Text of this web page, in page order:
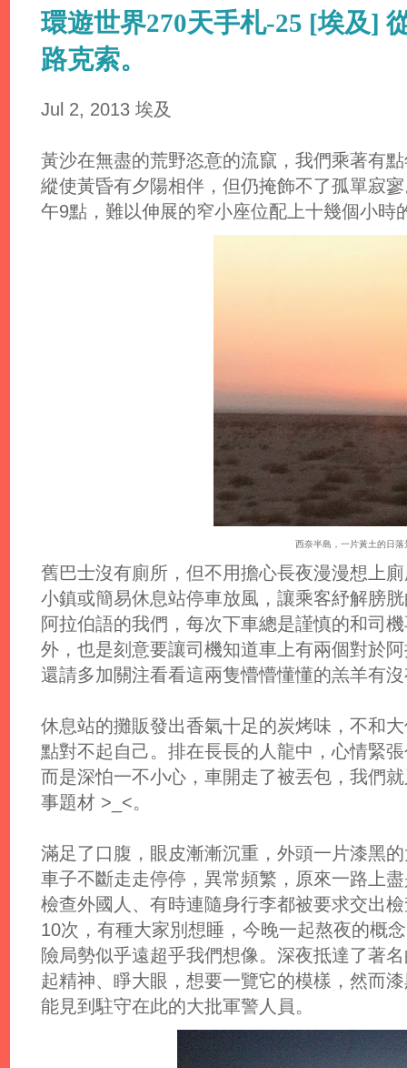
環遊世界270天手札-25 [埃及]
路克索。
Jul 2, 2013 埃及
黃沙在無盡的荒野恣意的流竄，我們乘著有
縱使黃昏有夕陽相伴，但仍掩飾不了孤單寂
午9點，難以伸展的窄小座位配上十幾個小時
西奈半島，一片黃土的日落
舊巴士沒有廁所，但不用擔心長夜漫漫想上
小鎮或簡易休息站停車放風，讓乘客紓解膀
阿拉伯語的我們，每次下車總是謹慎的和司
外，也是刻意要讓司機知道車上有兩個對於
還請多加關注看看這兩隻懵懵懂懂的羔羊有
休息站的攤販發出香氣十足的炭烤味，不和
點對不起自己。排在長長的人龍中，心情緊
而是深怕一不小心，車開走了被丟包，我們
事題材 >_<。
滿足了口腹，眼皮漸漸沉重，外頭一片漆黑
車子不斷走走停停，異常頻繁，原來一路上
檢查外國人、有時連隨身行李都被要求交出
10次，有種大家別想睡，今晚一起熬夜的概
險局勢似乎遠超乎我們想像。深夜抵達了著
起精神、睜大眼，想要一覽它的模樣，然而
能見到駐守在此的大批軍警人員。